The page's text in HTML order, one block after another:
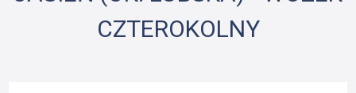
CZTEROKOLNY